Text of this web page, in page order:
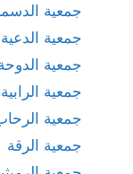
جمعية
جمعية الدعية
جمعية
جمعية الرابية
جمعية
جمعية الرقة